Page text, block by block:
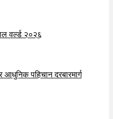
वर्ल्ड २०२६
आधुनिक पहिचान दरबारमार्ग